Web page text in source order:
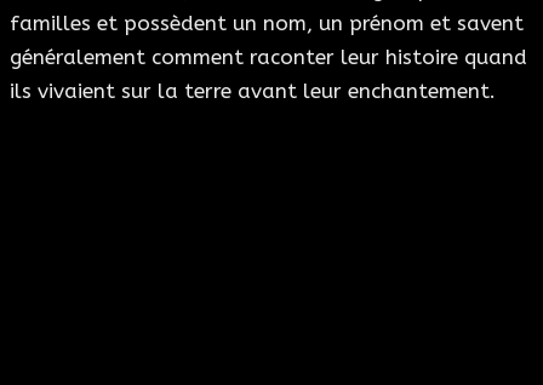
familles et possèdent un nom, un prénom et savent
généralement comment raconter leur histoire quand
ils vivaient sur la terre avant leur enchantement.